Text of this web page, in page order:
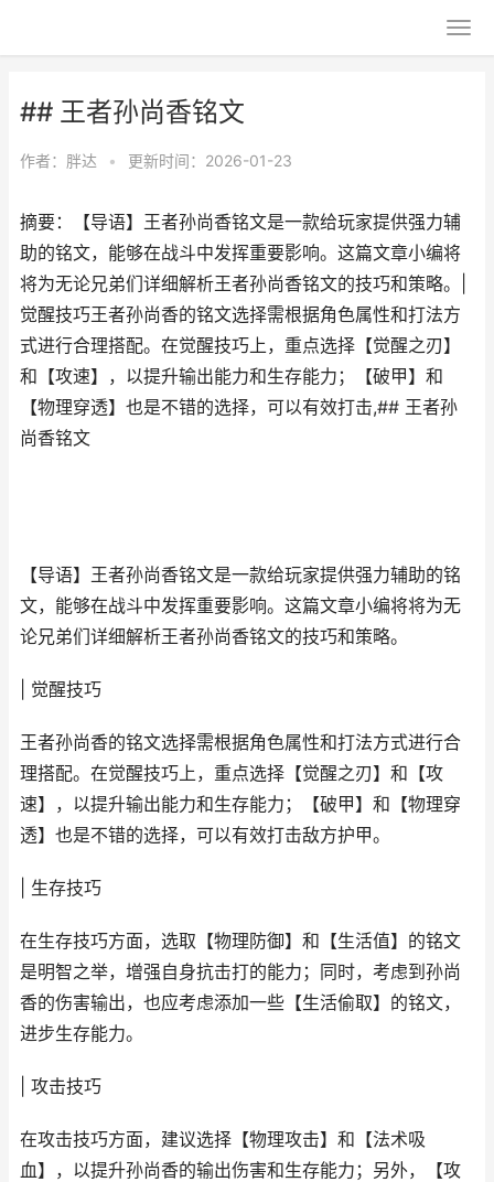
## 王者孙尚香铭文
作者： 胖达 • 更新时间：2026-01-23
摘要：【导语】王者孙尚香铭文是一款给玩家提供强力辅
助的铭文，能够在战斗中发挥重要影响。这篇文章小编将
将为无论兄弟们详细解析王者孙尚香铭文的技巧和策略。|
觉醒技巧王者孙尚香的铭文选择需根据角色属性和打法方
式进行合理搭配。在觉醒技巧上，重点选择【觉醒之刃】
和【攻速】，以提升输出能力和生存能力；【破甲】和
【物理穿透】也是不错的选择，可以有效打击,## 王者孙
尚香铭文
【导语】王者孙尚香铭文是一款给玩家提供强力辅助的铭
文，能够在战斗中发挥重要影响。这篇文章小编将将为无
论兄弟们详细解析王者孙尚香铭文的技巧和策略。
| 觉醒技巧
王者孙尚香的铭文选择需根据角色属性和打法方式进行合
理搭配。在觉醒技巧上，重点选择【觉醒之刃】和【攻
速】，以提升输出能力和生存能力；【破甲】和【物理穿
透】也是不错的选择，可以有效打击敌方护甲。
| 生存技巧
在生存技巧方面，选取【物理防御】和【生活值】的铭文
是明智之举，增强自身抗击打的能力；同时，考虑到孙尚
香的伤害输出，也应考虑添加一些【生活偷取】的铭文，
进步生存能力。
| 攻击技巧
在攻击技巧方面，建议选择【物理攻击】和【法术吸
血】，以提升孙尚香的输出伤害和生存能力；另外，【攻